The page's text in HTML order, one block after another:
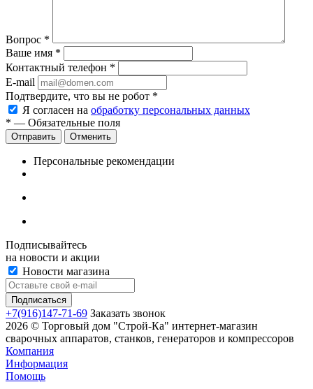
Вопрос *
Ваше имя *
Контактный телефон *
E-mail
Подтвердите, что вы не робот *
Я согласен на обработку персональных данных
* — Обязательные поля
Отменить
Персональные рекомендации
Подписывайтесь
на новости и акции
Новости магазина
+7(916)147-71-69 Заказать звонок
2026 © Торговый дом "Строй-Ка" интернет-магазин
сварочных аппаратов, станков, генераторов и компрессоров
Компания
Информация
Помощь